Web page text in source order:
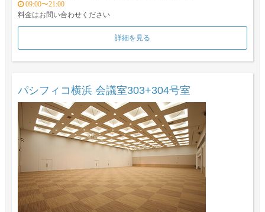
09:00〜21:00
料金はお問い合わせください
詳細を見る
パシフィコ横浜 会議室303+304号室